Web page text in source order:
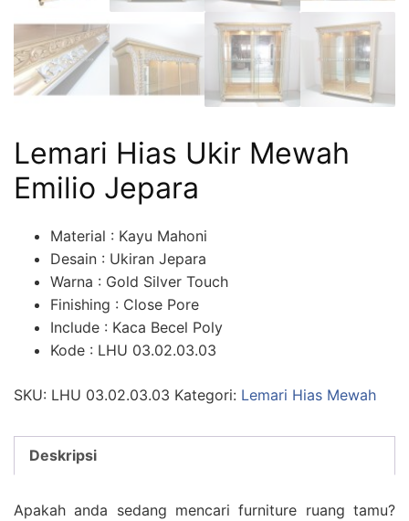
Lemari Hias Ukir Mewah
Emilio Jepara
Material : Kayu Mahoni
Desain : Ukiran Jepara
Warna : Gold Silver Touch
Finishing : Close Pore
Include : Kaca Becel Poly
Kode : LHU 03.02.03.03
SKU: LHU 03.02.03.03 Kategori: Lemari Hias Mewah
Deskripsi
Apakah anda sedang mencari furniture ruang tamu?